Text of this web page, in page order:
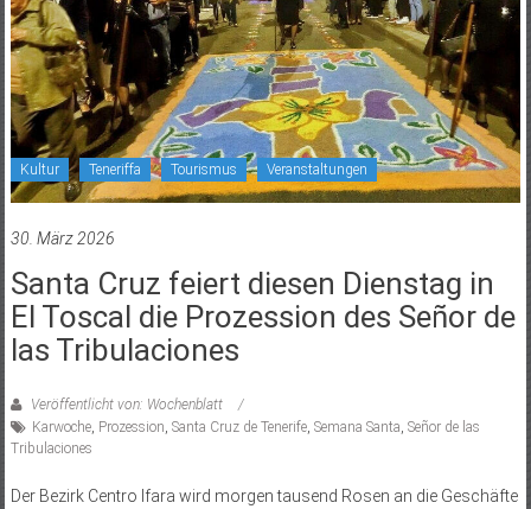
Kultur Teneriffa Tourismus Veranstaltungen
30. März 2026
Santa Cruz feiert diesen Dienstag in
El Toscal die Prozession des Señor de
las Tribulaciones
Veröffentlicht von: Wochenblatt
Karwoche, Prozession, Santa Cruz de Tenerife, Semana Santa, Señor de las
Tribulaciones
Der Bezirk Centro Ifara wird morgen tausend Rosen an die Geschäfte